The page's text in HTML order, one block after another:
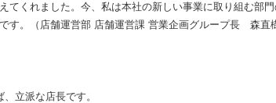
てくれました。今、私は本社の新しい事業に取り組む部
す。（店舗運営部 店舗運営課 営業企画グループ長 森直
立派な店長です。